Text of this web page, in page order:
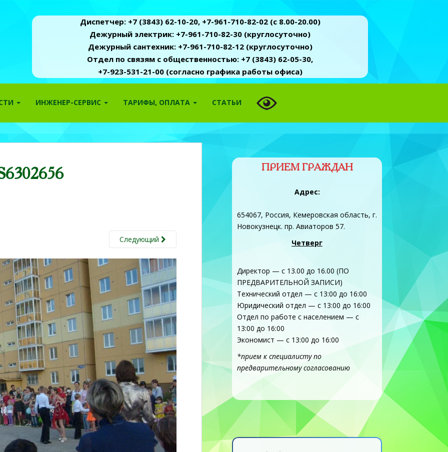
Диспетчер: +7 (3843) 62-10-20, +7-961-710-82-02 (c 8.00-20.00)
Дежурный электрик: +7-961-710-82-30 (круглосуточно)
Дежурный сантехник: +7-961-710-82-12 (круглосуточно)
Отдел по связям с общественностью: +7 (3843) 62-05-30,
+7-923-531-21-00 (согласно графика работы офиса)
ИНЖЕНЕР-СЕРВИС ТАРИФЫ, ОПЛАТА СТАТЬИ
Следующий
ПРИЕМ ГРАЖДАН
Адрес:
654067, Россия, Кемеровская область, г.
Новокузнецк. пр. Авиаторов 57.
Четверг
Директор — с 13.00 до 16.00 (ПО
ПРЕДВАРИТЕЛЬНОЙ ЗАПИСИ)
Технический отдел — с 13:00 до 16:00
Юридический отдел — с 13:00 до 16:00
Отдел по работе с населением — с
13:00 до 16:00
Экономист — с 13:00 до 16:00
*прием к специалисту по
предварительному согласованию